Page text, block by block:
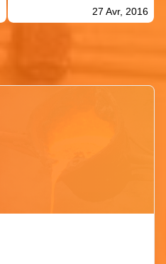
27 Avr, 2016